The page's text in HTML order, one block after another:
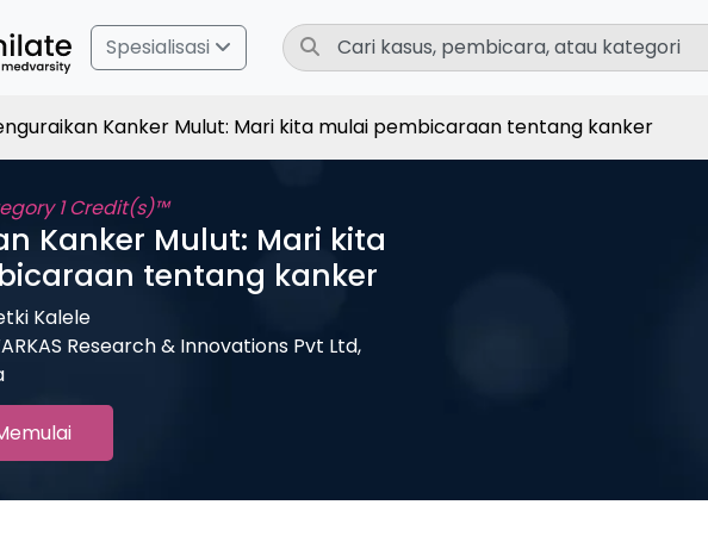
Spesialisasi
Kanker Mulut: Mari kita mulai pembicaraan tentang kanker
1 Credit(s)™
Kanker Mulut: Mari kita
tentang kanker
Kalele
Research & Innovations Pvt Ltd,